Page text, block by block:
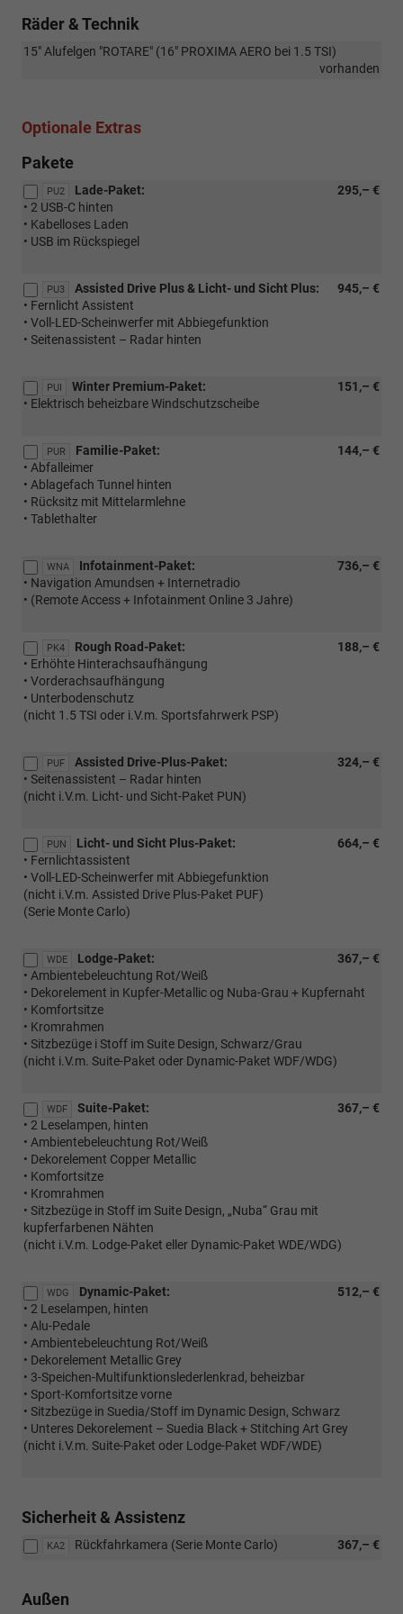
Räder & Technik
15" Alufelgen "ROTARE" (16" PROXIMA AERO bei 1.5 TSI)
vorhanden
Optionale Extras
Pakete
PU2 295,– €
Lade-Paket:
• 2 USB-C hinten
• Kabelloses Laden
• USB im Rückspiegel
PU3 945,– €
Assisted Drive Plus & Licht- und Sicht Plus:
• Fernlicht Assistent
• Voll-LED-Scheinwerfer mit Abbiegefunktion
• Seitenassistent – Radar hinten
PUI 151,– €
Winter Premium-Paket:
• Elektrisch beheizbare Windschutzscheibe
PUR 144,– €
Familie-Paket:
• Abfalleimer
• Ablagefach Tunnel hinten
• Rücksitz mit Mittelarmlehne
• Tablethalter
WNA 736,– €
Infotainment-Paket:
• Navigation Amundsen + Internetradio
• (Remote Access + Infotainment Online 3 Jahre)
PK4 188,– €
Rough Road-Paket:
• Erhöhte Hinterachsaufhängung
• Vorderachsaufhängung
• Unterbodenschutz
(nicht 1.5 TSI oder i.V.m. Sportsfahrwerk PSP)
PUF 324,– €
Assisted Drive-Plus-Paket:
• Seitenassistent – Radar hinten
(nicht i.V.m. Licht- und Sicht-Paket PUN)
PUN 664,– €
Licht- und Sicht Plus-Paket:
• Fernlichtassistent
• Voll-LED-Scheinwerfer mit Abbiegefunktion
(nicht i.V.m. Assisted Drive Plus-Paket PUF)
(Serie Monte Carlo)
WDE 367,– €
Lodge-Paket:
• Ambientebeleuchtung Rot/Weiß
• Dekorelement in Kupfer-Metallic og Nuba-Grau + Kupfernaht
• Komfortsitze
• Kromrahmen
• Sitzbezüge i Stoff im Suite Design, Schwarz/Grau
(nicht i.V.m. Suite-Paket oder Dynamic-Paket WDF/WDG)
WDF 367,– €
Suite-Paket:
• 2 Leselampen, hinten
• Ambientebeleuchtung Rot/Weiß
• Dekorelement Copper Metallic
• Komfortsitze
• Kromrahmen
• Sitzbezüge in Stoff im Suite Design, „Nuba“ Grau mit
kupferfarbenen Nähten
(nicht i.V.m. Lodge-Paket eller Dynamic-Paket WDE/WDG)
WDG 512,– €
Dynamic-Paket:
• 2 Leselampen, hinten
• Alu-Pedale
• Ambientebeleuchtung Rot/Weiß
• Dekorelement Metallic Grey
• 3-Speichen-Multifunktionslederlenkrad, beheizbar
• Sport-Komfortsitze vorne
• Sitzbezüge in Suedia/Stoff im Dynamic Design, Schwarz
• Unteres Dekorelement – Suedia Black + Stitching Art Grey
(nicht i.V.m. Suite-Paket oder Lodge-Paket WDF/WDE)
Sicherheit & Assistenz
KA2 367,– €
Rückfahrkamera (Serie Monte Carlo)
Außen